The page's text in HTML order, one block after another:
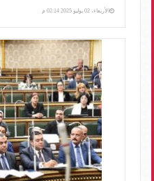
الأربعاء، 02 يوليو 2025 02:14 م